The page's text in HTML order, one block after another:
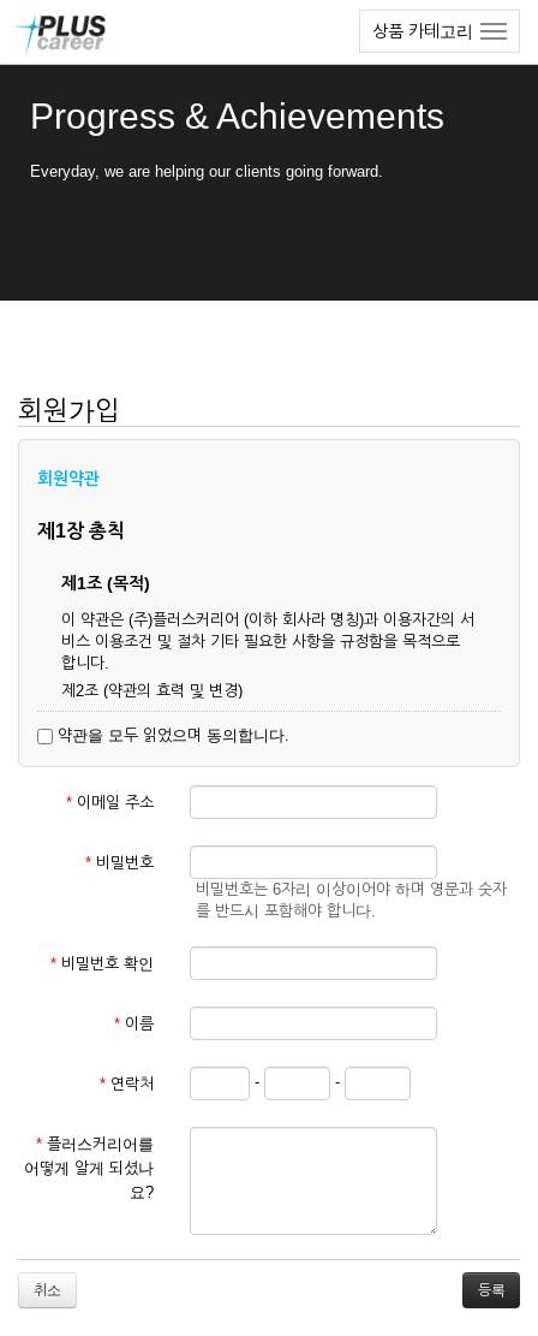
상품 카테고리
Progress & Achievements
Everyday, we are helping our clients going forward.
회원가입
회원약관
제1장 총칙
제1조 (목적)
이 약관은 (주)플러스커리어 (이하 회사라 명칭)과 이용자간의 서
비스 이용조건 및 절차 기타 필요한 사항을 규정함을 목적으로
합니다.
제2조 (약관의 효력 및 변경)
업상 중요 하거나 합리적인 사유가 발생할 경우 온라인 공사를
통하여 변경할 수 있습니다.
② 회원은 변경된 약관에 동의하지 않을 경우 서비스 이용을 중
단하고 이용계약을 해지할 수 있습니다. 약관의 효력 발생일 이
것으로 간주됩니다.
제3조 (약관의 외 준칙)
관계법령의 규정에 따릅니다.
① 서비스 이용계약은 서비스 이용 희망자가 본 약관에 동의한
를 심사, 승낙함으로써 성립하며, 회사는 신청자의 실명 확인 절
차를 밟을 수 있습니다.
② 회원가입시 입력한 ID는 변경할 수 없으며, 회원 1인당 한 개
의 ID가 발급됩니다. 부득이한 경우로 인해 변경하고자 하는 경
거절하거나 취소할 수 있으며, 실명으로 등록하지 않은 자의 일
약관을 모두 읽었으며 동의합니다.
* 이메일 주소
* 비밀번호
비밀번호는 6자리 이상이어야 하며 영문과 숫자
를 반드시 포함해야 합니다.
* 비밀번호 확인
* 이름
* 연락처 - -
* 플러스커리어를
어떻게 알게 되셨나
요?
취소